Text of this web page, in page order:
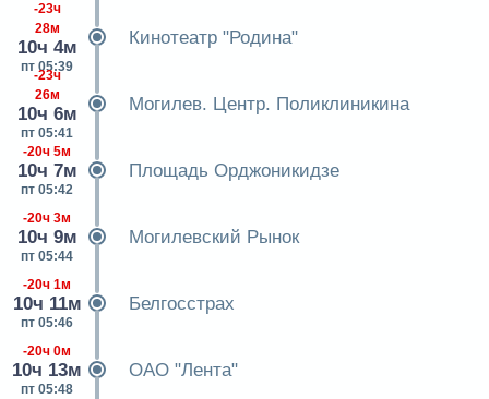
-23ч
28м
10ч 4м
пт 05:39
Кинотеатр "Родина"
-23ч
26м
10ч 6м
пт 05:41
Могилев. Центр. Поликлиникина
-20ч 5м
10ч 7м
пт 05:42
Площадь Орджоникидзе
-20ч 3м
10ч 9м
пт 05:44
Могилевский Рынок
-20ч 1м
10ч 11м
пт 05:46
Белгосстрах
-20ч 0м
10ч 13м
пт 05:48
ОАО "Лента"